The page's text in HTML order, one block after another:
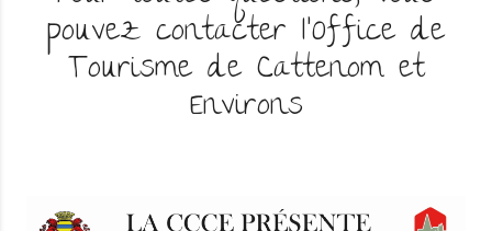
pouvez contacter l'Office de
Tourisme de Cattenom et
Environs